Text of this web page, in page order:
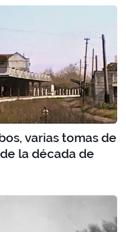
varias tomas de
la década de